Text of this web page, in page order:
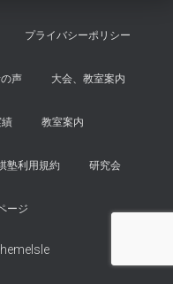
プライバシーポリシー
声 大会、教室案内
教室案内
塾利用規約 研究会
ージ